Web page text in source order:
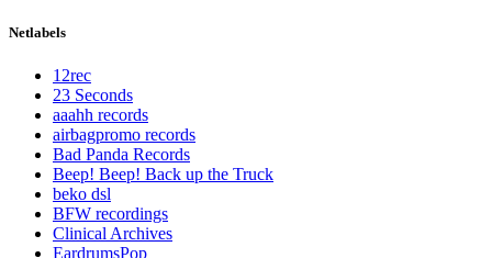
Netlabels
12rec
23 Seconds
aaahh records
airbagpromo records
Bad Panda Records
Beep! Beep! Back up the Truck
beko dsl
BFW recordings
Clinical Archives
EardrumsPop